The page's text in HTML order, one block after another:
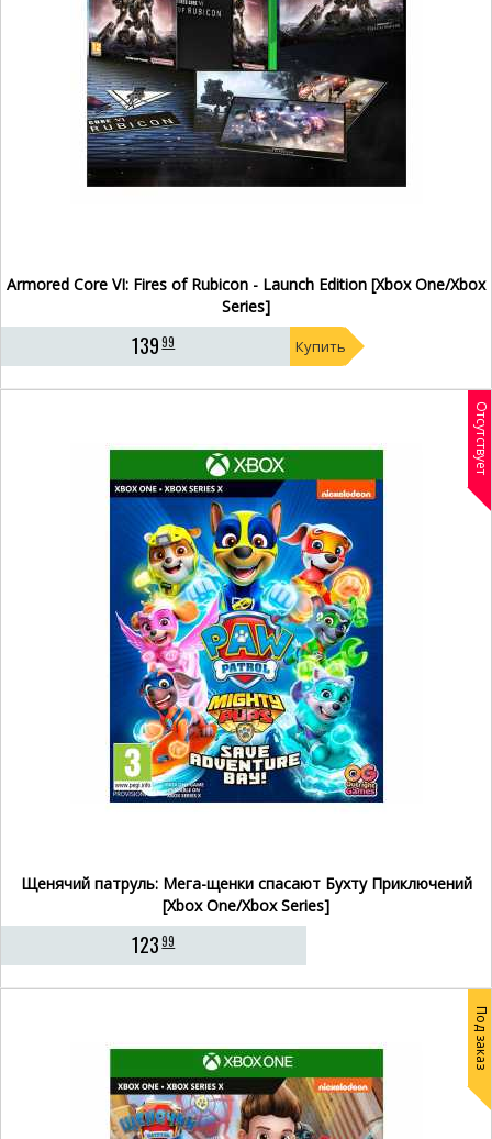
Armored Core VI: Fires of Rubicon - Launch Edition [Xbox One/Xbox
Series]
13999 Купить
Отсутствует
Щенячий патруль: Мега-щенки спасают Бухту Приключений
[Xbox One/Xbox Series]
12399
Под заказ